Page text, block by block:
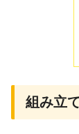
組み立